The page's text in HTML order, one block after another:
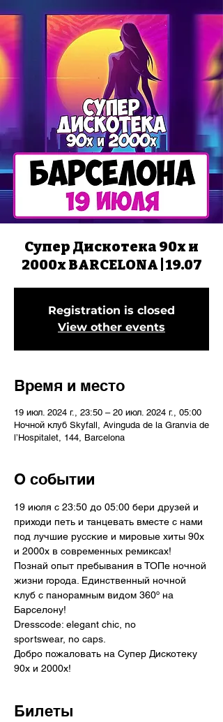
Супер Дискотека 90х и
2000х BARCELONA | 19.07
Registration is closed
View other events
Время и место
19 июл. 2024 г., 23:50 – 20 июл. 2024 г., 05:00
Ночной клуб Skyfall, Avinguda de la Granvia de
l’Hospitalet, 144, Barcelona
О событии
19 июля с 23:50 до 05:00 бери друзей и
приходи петь и танцевать вместе с нами
под лучшие русские и мировые хиты 90х
и 2000х в современных ремиксах!
Познай опыт пребывания в ТОПе ночной
жизни города. Единственный ночной
клуб с панорамным видом 360º на
Барселону!
Dresscode: elegant chic, no
sportswear, no caps.
Добро пожаловать на Супер Дискотеку
90х и 2000х!
Билеты